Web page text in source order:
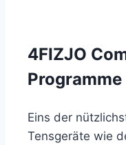
4FIZJO
Programme
Eins der
Tensgeräte wie